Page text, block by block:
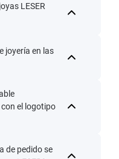
LESER
joyería en las
el logotipo
de pedido se